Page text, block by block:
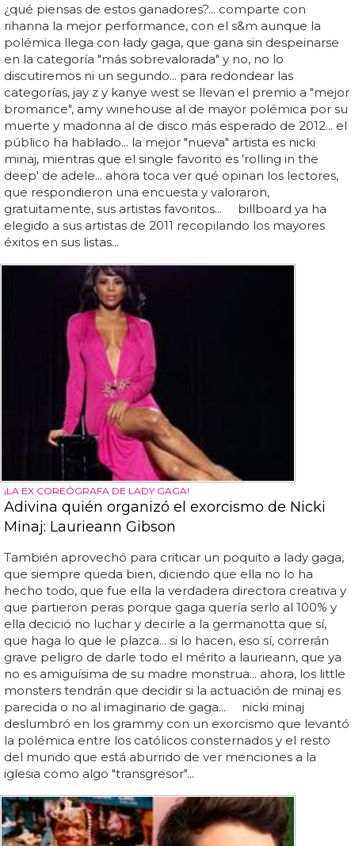
¿qué piensas de estos ganadores?... comparte con
rihanna la mejor performance, con el s&m aunque la
polémica llega con lady gaga, que gana sin despeinarse
en la categoría "más sobrevalorada" y no, no lo
discutiremos ni un segundo... para redondear las
categorías, jay z y kanye west se llevan el premio a "mejor
bromance", amy winehouse al de mayor polémica por su
muerte y madonna al de disco más esperado de 2012... el
público ha hablado... la mejor "nueva" artista es nicki
minaj, mientras que el single favorito es 'rolling in the
deep' de adele... ahora toca ver qué opinan los lectores,
que respondieron una encuesta y valoraron,
gratuitamente, sus artistas favoritos... billboard ya ha
elegido a sus artistas de 2011 recopilando los mayores
éxitos en sus listas...
¡LA EX COREÓGRAFA DE LADY GAGA!
Adivina quién organizó el exorcismo de Nicki
Minaj: Laurieann Gibson
También aprovechó para criticar un poquito a lady gaga,
que siempre queda bien, diciendo que ella no lo ha
hecho todo, que fue ella la verdadera directora creativa y
que partieron peras porque gaga quería serlo al 100% y
ella decició no luchar y decirle a la germanotta que sí,
que haga lo que le plazca... si lo hacen, eso sí, correrán
grave peligro de darle todo el mérito a laurieann, que ya
no es amiguísima de su madre monstrua... ahora, los little
monsters tendrán que decidir si la actuación de minaj es
parecida o no al imaginario de gaga... nicki minaj
deslumbró en los grammy con un exorcismo que levantó
la polémica entre los católicos consternados y el resto
del mundo que está aburrido de ver menciones a la
iglesia como algo "transgresor"...